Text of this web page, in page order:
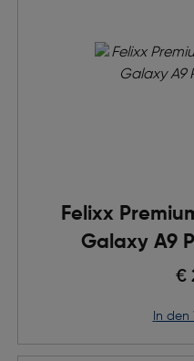
Felixx
Galaxy A9
€
in den